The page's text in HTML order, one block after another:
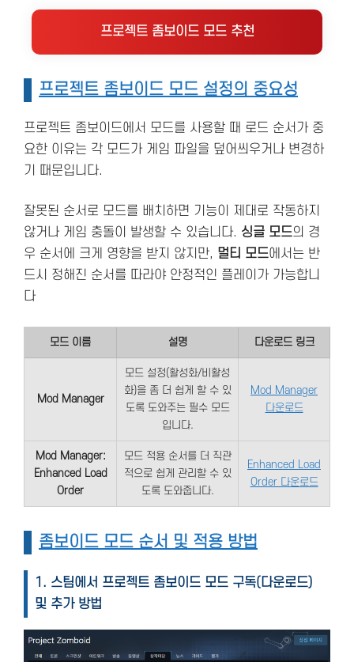
프로젝트 좀보이드 모드 추천
프로젝트 좀보이드 모드 설정의 중요성
프로젝트 좀보이드에서 모드를 사용할 때 로드 순서가 중
요한 이유는 각 모드가 게임 파일을 덮어씌우거나 변경하
기 때문입니다.
잘못된 순서로 모드를 배치하면 기능이 제대로 작동하지
않거나 게임 충돌이 발생할 수 있습니다. 싱글 모드의 경
우 순서에 크게 영향을 받지 않지만, 멀티 모드에서는 반
드시 정해진 순서를 따라야 안정적인 플레이가 가능합니
다
모드 이름 설명 다운로드 링크
Mod Manager
모드 설정(활성화/비활성
화)을 좀 더 쉽게 할 수 있
도록 도와주는 필수 모드
입니다.
Mod Manager
다운로드
Mod Manager:
Enhanced Load
Order
모드 적용 순서를 더 직관
적으로 쉽게 관리할 수 있
도록 도와줍니다.
Enhanced Load
Order 다운로드
좀보이드 모드 순서 및 적용 방법
1. 스팀에서 프로젝트 좀보이드 모드 구독(다운로드)
및 추가 방법